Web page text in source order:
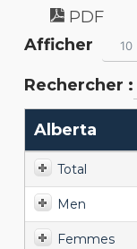
PDF
Afficher
10
Rechercher :
Alberta
Total
Men
Femmes